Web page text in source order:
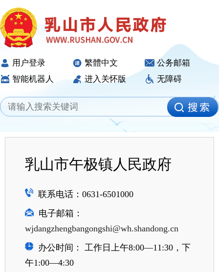
用户登录 繁體中文
公务邮箱
智能机器人
进入关怀版 无障碍
乳山市午极镇人民政府
联系电话：0631-6501000
电子邮箱：
wjdangzhengbangongshi@wh.shandong.cn
办公时间： 工作日上午8:00—11:30，下
午1:00—4:30